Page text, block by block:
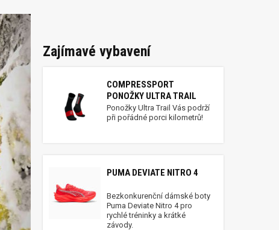
Zajímavé vybavení
COMPRESSPORT
PONOŽKY ULTRA TRAIL
Ponožky Ultra Trail Vás podrží
při pořádné porci kilometrů!
PUMA DEVIATE NITRO 4
Bezkonkurenční dámské boty
Puma Deviate Nitro 4 pro
rychlé tréninky a krátké
závody.